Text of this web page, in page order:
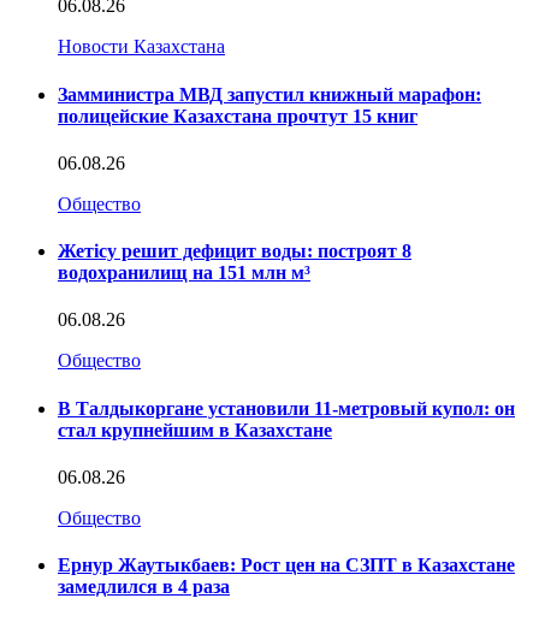
06.08.26
Новости Казахстана
Замминистра МВД запустил книжный марафон:
полицейские Казахстана прочтут 15 книг
06.08.26
Общество
Жетісу решит дефицит воды: построят 8
водохранилищ на 151 млн м³
06.08.26
Общество
В Талдыкоргане установили 11-метровый купол: он
стал крупнейшим в Казахстане
06.08.26
Общество
Ернур Жаутыкбаев: Рост цен на СЗПТ в Казахстане
замедлился в 4 раза